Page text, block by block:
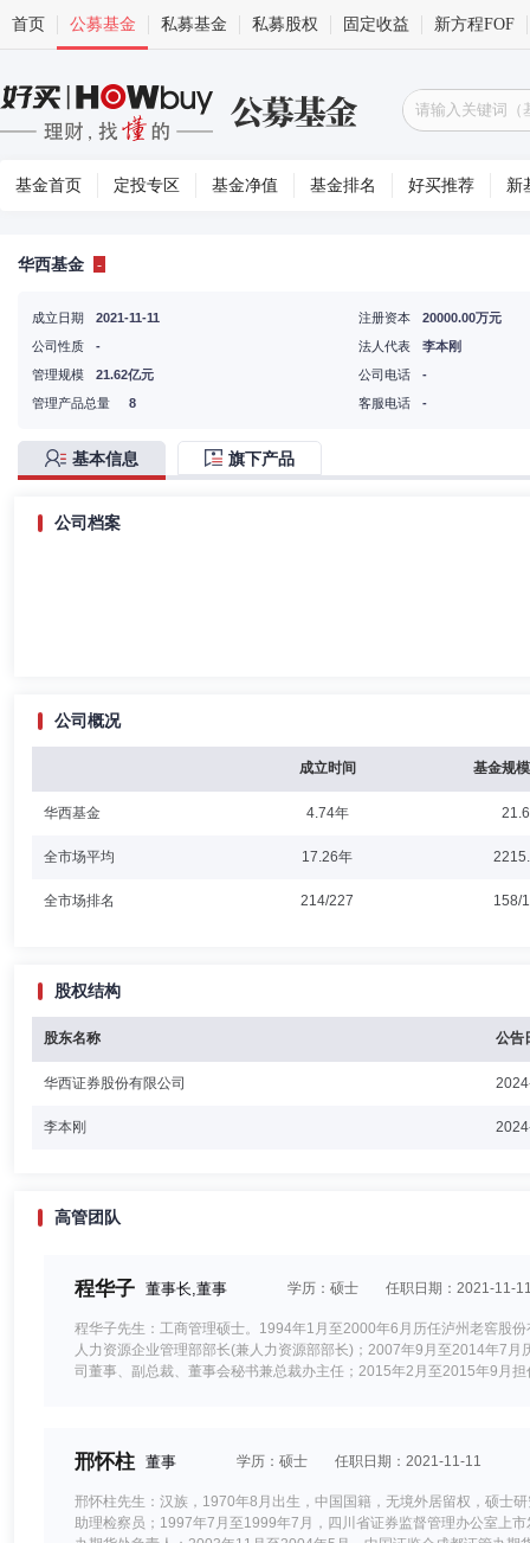
首页 公募基金 私募基金 私募股权 固定收益 新方程FOF
基金首页 定投专区 基金净值 基金排名 好买推荐 新
华西基金 -
成立日期
2021-11-11
公司性质
-
注册资本
20000.00万元
法人代表
李本刚
管理规模
21.62亿元
管理产品总量
8
公司电话
-
客服电话
-
基本信息 旗下产品
公司档案
公司概况
成立时间 基金规
华西基金 4.74年
全市场平均 17.26年
全市场排名 214/227 158/
股权结构
股东名称 公告
华西证券股份有限公司
李本刚
高管团队
程华子 董事长,董事 学历：硕士 任职日期：2021-11-
程华子先生：工商管理硕士。1994年1月至2000年6月历任泸州老窖股
人力资源企业管理部部长(兼人力资源部部长)；2007年9月至2014年7
司董事、副总裁、董事会秘书兼总裁办主任；2015年2月至2015年9月
邢怀柱 董事 学历：硕士 任职日期：2021-11-11
邢怀柱先生：汉族，1970年8月出生，中国国籍，无境外居留权，硕士
助理检察员；1997年7月至1999年7月，四川省证券监督管理办公室上